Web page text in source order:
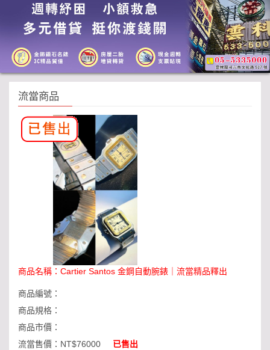
流當商品
商品名稱： Cartier Santos 金鋼自動腕錶｜流當精品釋出
商品編號：
商品規格：
商品市價：
流當售價： NT$76000
已售出